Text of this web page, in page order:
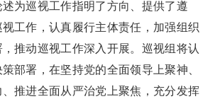
为巡视工作指明了方向、提供了遵
工作，认真履行主体责任，加强组织
推动巡视工作深入开展。巡视组将认
部署，在坚持党的全面领导上聚神、
推进全面从严治党上聚焦，充分发挥